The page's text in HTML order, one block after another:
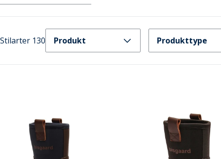
Stilarter 130 Produkt Produkttype